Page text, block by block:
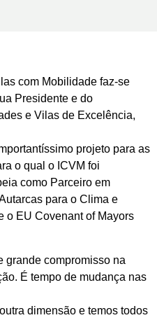
com Mobilidade faz-se
Presidente e do
e Vilas de Excelência,
projeto para as
o qual o ICVM foi
como Parceiro em
para o Clima e
o EU Covenant of Mayors
grande compromisso na
É tempo de mudança nas
dimensão e temos todos